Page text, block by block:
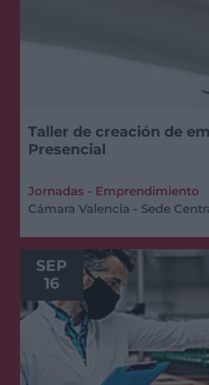
Taller de creación de
Presencial
Jornadas - Emprendimiento
Cámara Valencia - Sede
SEP
16